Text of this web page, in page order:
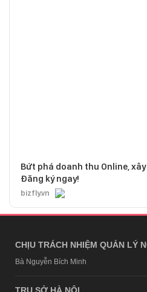
Bứt phá doanh thu Online,
Đăng ký ngay!
bizfly.vn
CHỊU TRÁCH NHIỆM QUẢN LÝ
Bà Nguyễn Bích Minh
TRỤ SỞ HÀ NỘI